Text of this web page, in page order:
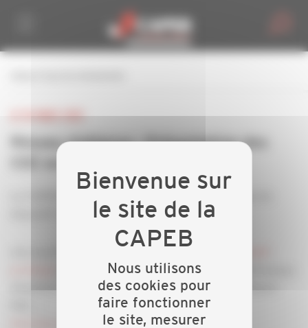
LE 18 MARS 2025
Réseau d'affaires : Présentation des
dispositif CEE de son partenaire EDF
proposé aux adhérents CAPEB pour les travaux
d'Isolation, Menuiserie Extérieure et le coup de pouce
Nous utilisons
des cookies pour
faire fonctionner
le site, mesurer